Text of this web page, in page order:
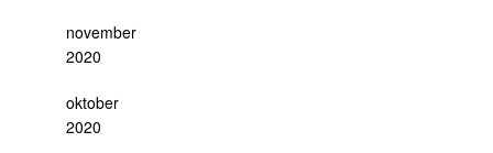
november
2020
oktober
2020